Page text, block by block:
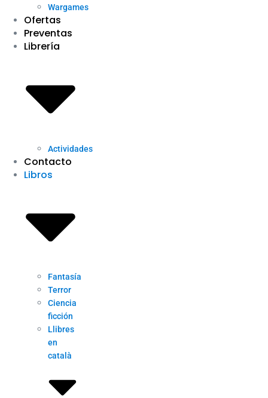
Wargames
Ofertas
Preventas
Librería
Actividades
Contacto
Libros
Fantasía
Terror
Ciencia
ficción
Llibres
en
català